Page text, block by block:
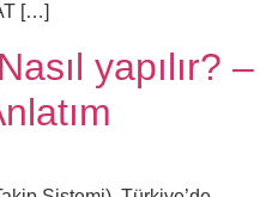
[…]
yapılır? –